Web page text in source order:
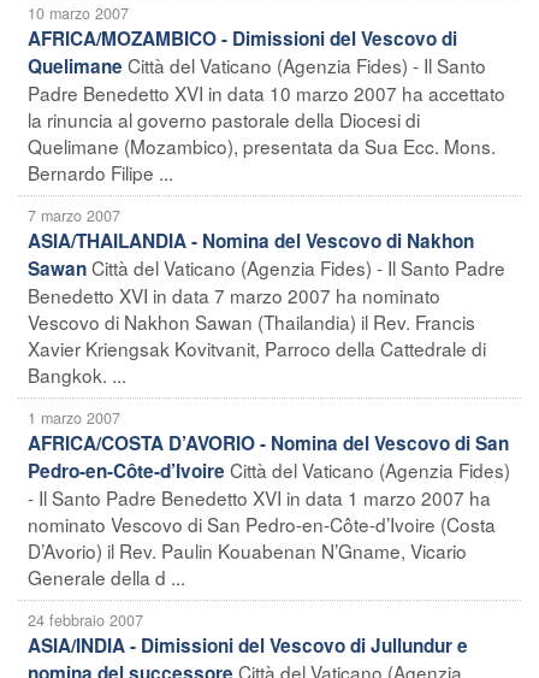
10 marzo 2007
AFRICA/MOZAMBICO - Dimissioni del Vescovo di
Quelimane Città del Vaticano (Agenzia Fides) - Il Santo
Padre Benedetto XVI in data 10 marzo 2007 ha accettato
la rinuncia al governo pastorale della Diocesi di
Quelimane (Mozambico), presentata da Sua Ecc. Mons.
Bernardo Filipe ...
7 marzo 2007
ASIA/THAILANDIA - Nomina del Vescovo di Nakhon
SawanCittà del Vaticano (Agenzia Fides) - Il Santo Padre
Benedetto XVI in data 7 marzo 2007 ha nominato
Vescovo di Nakhon Sawan (Thailandia) il Rev. Francis
Xavier Kriengsak Kovitvanit, Parroco della Cattedrale di
Bangkok. ...
1 marzo 2007
AFRICA/COSTA D’AVORIO - Nomina del Vescovo di San
Pedro-en-Côte-d’Ivoire Città del Vaticano (Agenzia Fides)
- Il Santo Padre Benedetto XVI in data 1 marzo 2007 ha
nominato Vescovo di San Pedro-en-Côte-d’Ivoire (Costa
D’Avorio) il Rev. Paulin Kouabenan N’Gname, Vicario
Generale della d ...
24 febbraio 2007
ASIA/INDIA - Dimissioni del Vescovo di Jullundur e
Città del Vaticano (Agenzia